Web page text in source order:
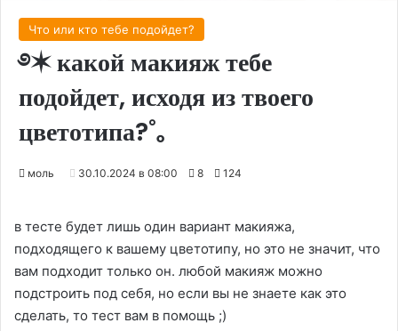
Что или кто тебе подойдет?
࿔✶ какой макияж тебе
подойдет, исходя из твоего
цветотипа?˚｡
моль 30.10.2024 в 08:00 8 124
в тесте будет лишь один вариант макияжа,
подходящего к вашему цветотипу, но это не значит, что
вам подходит только он. любой макияж можно
подстроить под себя, но если вы не знаете как это
сделать, то тест вам в помощь ;)